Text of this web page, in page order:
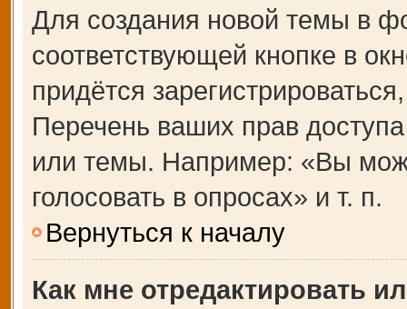
Для создания новой темы в
соответствующей кнопке в
придётся
Перечень ваших прав
или темы. Например: «Вы
голосовать в опросах» и т. п.
Вернуться к началу
Как мне отредактировать